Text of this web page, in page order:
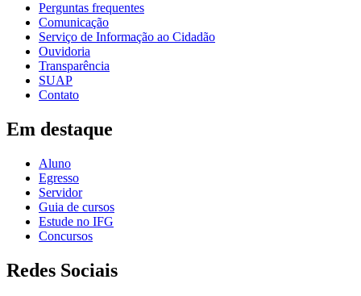
Perguntas frequentes
Comunicação
Serviço de Informação ao Cidadão
Ouvidoria
Transparência
SUAP
Contato
Em destaque
Aluno
Egresso
Servidor
Guia de cursos
Estude no IFG
Concursos
Redes Sociais